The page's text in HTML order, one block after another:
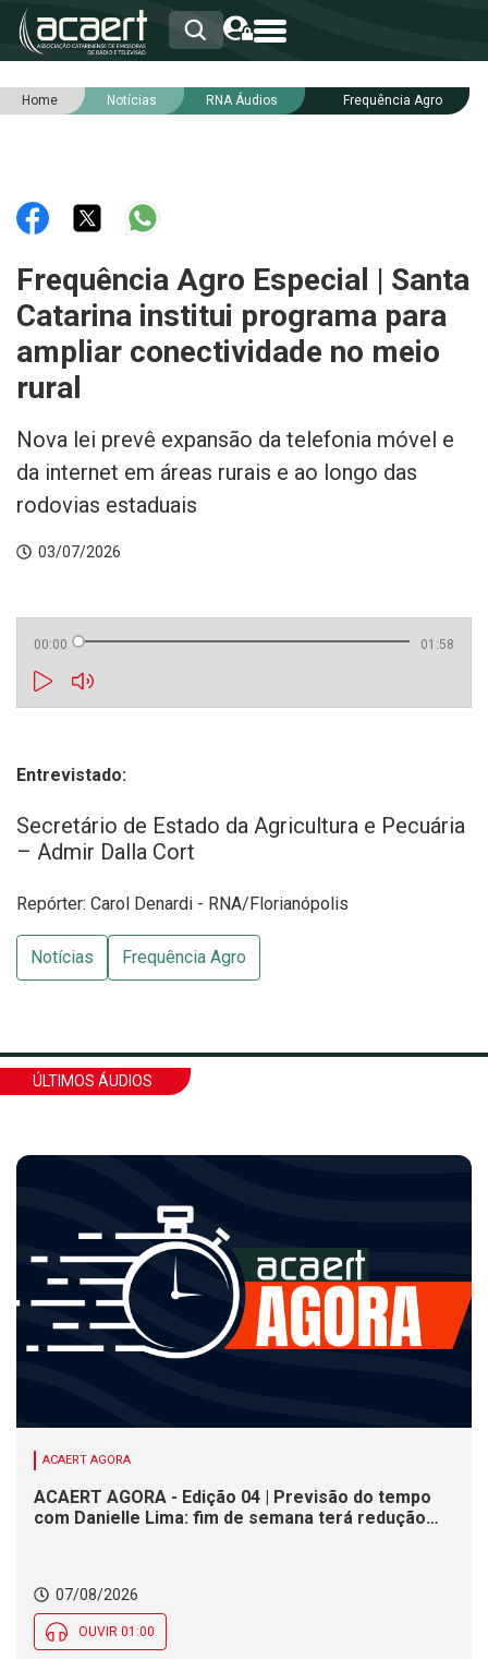
HOME
RNA
NOTÍCIAS
SERVIÇOS
INTEGRIDADE
Home Notícias RNA Áudios Frequência Agro
Frequência Agro Especial | Santa
Catarina institui programa para
ampliar conectividade no meio
rural
Nova lei prevê expansão da telefonia móvel e
da internet em áreas rurais e ao longo das
rodovias estaduais
03/07/2026
00:00 01:58
Entrevistado:
Secretário de Estado da Agricultura e Pecuária
– Admir Dalla Cort
Repórter: Carol Denardi - RNA/Florianópolis
Notícias Frequência Agro
ÚLTIMOS ÁUDIOS
ACAERT AGORA
ACAERT AGORA - Edição 04 | Previsão do tempo
com Danielle Lima: fim de semana terá redução
07/08/2026
OUVIR 01:00